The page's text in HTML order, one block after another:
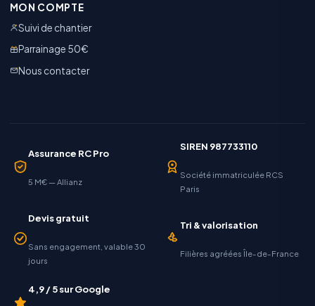
MON COMPTE
Suivi de chantier
Parrainage 50€
Nous contacter
Assurance RC Pro
5 M€ — Allianz
SIREN 987733110
Société immatriculée RCS
Paris
Devis gratuit
Sans engagement, valable 30
jours
Tri & valorisation
Filières agréées Île-de-France
4,9 / 5 sur Google